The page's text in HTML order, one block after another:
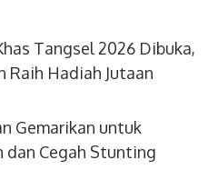
Tangsel 2026 Dibuka,
Raih Hadiah Jutaan
Gemarikan untuk
dan Cegah Stunting